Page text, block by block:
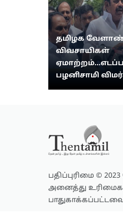
தமிழக
விவசாயிகள்
பழனிசாமி
பதிப்புரிமை ©
அனைத்து